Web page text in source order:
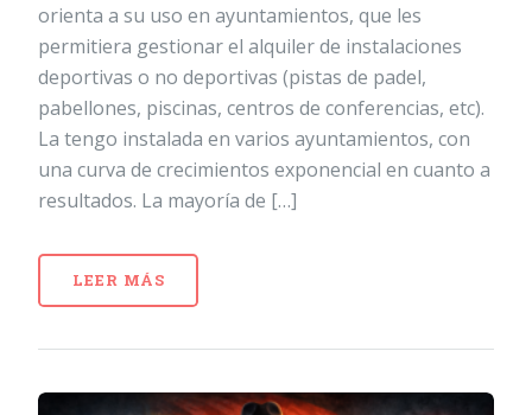
orienta a su uso en ayuntamientos, que les
permitiera gestionar el alquiler de instalaciones
deportivas o no deportivas (pistas de padel,
pabellones, piscinas, centros de conferencias, etc).
La tengo instalada en varios ayuntamientos, con
una curva de crecimientos exponencial en cuanto a
resultados. La mayoría de […]
LEER MÁS